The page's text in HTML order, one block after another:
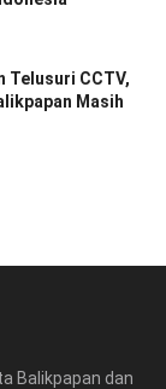
Telusuri CCTV,
Masih
Balikpapan dan